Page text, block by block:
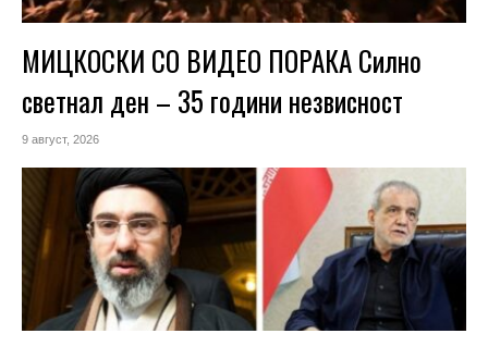
МИЦКОСКИ СО ВИДЕО ПОРАКА Силно
светнал ден – 35 години незвисност
9 август, 2026